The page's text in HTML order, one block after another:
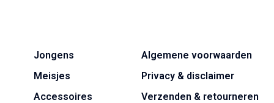
Jongens
Meisjes
Accessoires
Algemene voorwaarden
Privacy & disclaimer
Verzenden & retourneren